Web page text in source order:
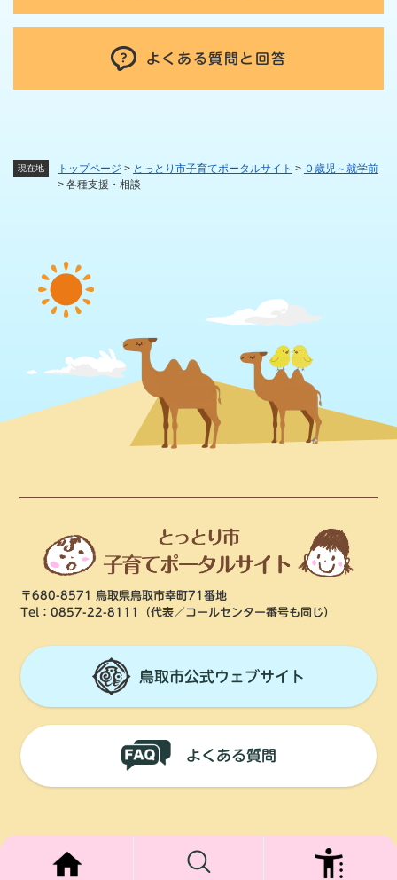
現在地 トップページ > とっとり市子育てポータルサイト > ０歳児～就学前
> 各種支援・相談
よくある質問と回答
〒680-8571 鳥取県鳥取市幸町71番地
Tel：0857-22-8111
（代表／コールセンター番号も同じ）
鳥取市公式ウェブサイト
よくある質問